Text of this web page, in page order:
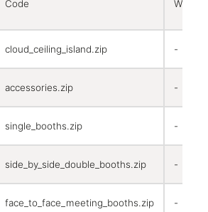
Code Width
cloud_ceiling_island.zip -
accessories.zip -
single_booths.zip -
side_by_side_double_booths.zip -
face_to_face_meeting_booths.zip -